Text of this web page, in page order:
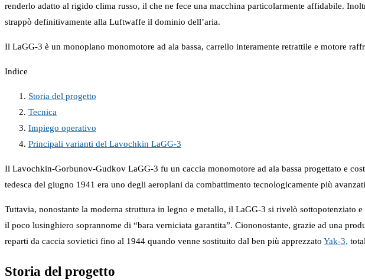
renderlo adatto al rigido clima russo, il che ne fece una macchina particolarmente affidabile.
strappò definitivamente alla Luftwaffe il dominio dell’aria.
Il LaGG-3 è un monoplano monomotore ad ala bassa, carrello interamente retrattile e motore
Indice
Storia del progetto
Tecnica
Impiego operativo
Principali varianti del Lavochkin LaGG-3
Il Lavochkin-Gorbunov-Gudkov LaGG-3 fu un caccia monomotore ad ala bassa progettato e
tedesca del giugno 1941 era uno degli aeroplani da combattimento tecnologicamente più
Tuttavia, nonostante la moderna struttura in legno e metallo, il LaGG-3 si rivelò
il poco lusinghiero soprannome di “bara verniciata garantita”. Ciononostante, grazie ad una
reparti da caccia sovietici fino al 1944 quando venne sostituito dal ben più apprezzato Yak-3,
Storia del progetto